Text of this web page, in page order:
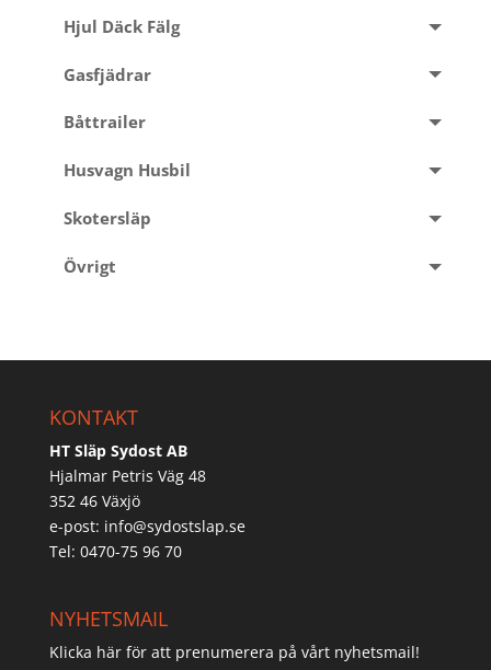
Hjul Däck Fälg
Gasfjädrar
Båttrailer
Husvagn Husbil
Skotersläp
Övrigt
KONTAKT
HT Släp Sydost AB
Hjalmar Petris Väg 48
352 46 Växjö
e-post: info@sydostslap.se
Tel: 0470-75 96 70
NYHETSMAIL
Klicka här för att prenumerera på vårt nyhetsmail!